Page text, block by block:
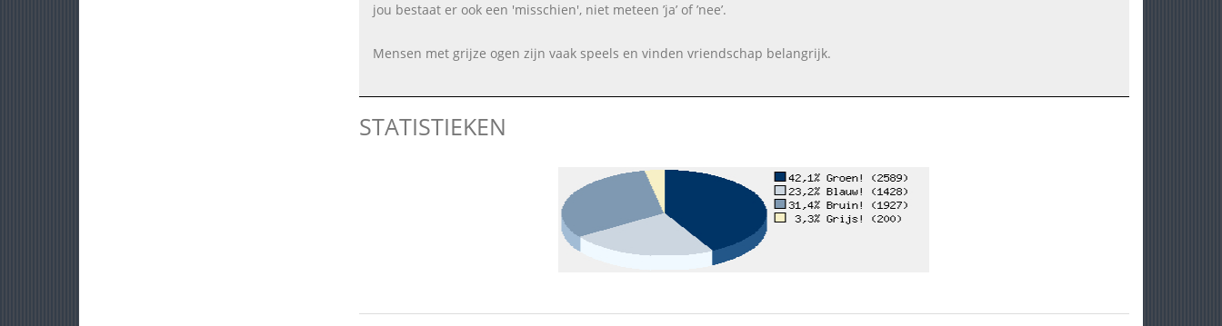
jou bestaat er ook een 'misschien', niet meteen ’ja’ of ’nee’.
Mensen met grijze ogen zijn vaak speels en vinden vriendschap belangrijk.
STATISTIEKEN